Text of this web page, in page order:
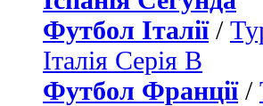
Футбол Італії/
Італія Серія B
Футбол Франції/